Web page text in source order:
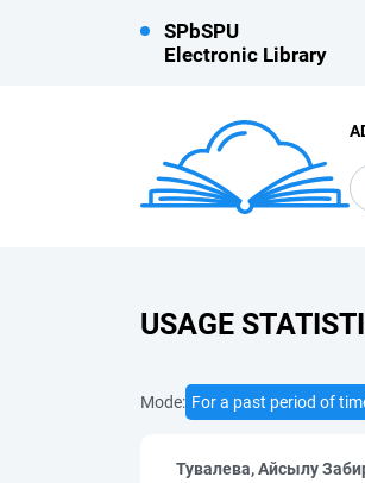
SPbSPU
Electronic Library
USAGE
Mode: For a past period of
Тувалева, Айсылу